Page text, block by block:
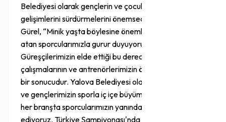
Belediyesi olarak gençlerin ve çocukların sporla
gelişimlerini sürdürmelerini önemsediklerini söyledi.
Gürel, “Minik yaşta böylesine önemli başarılara imza
atan sporcularımızla gurur duyuyoruz.
Güreşçilerimizin elde ettiği bu dereceler, disiplinli
çalışmalarının ve antrenörlerimizin özverili emeklerinin
bir sonucudur. Yalova Belediyesi olarak çocuklarımızın
ve gençlerimizin sporla iç içe büyümesini önemsiyor,
her branşta sporcularımızın yanında olmaya devam
ediyoruz. Türkiye Şampiyonası'nda ilimizi temsil